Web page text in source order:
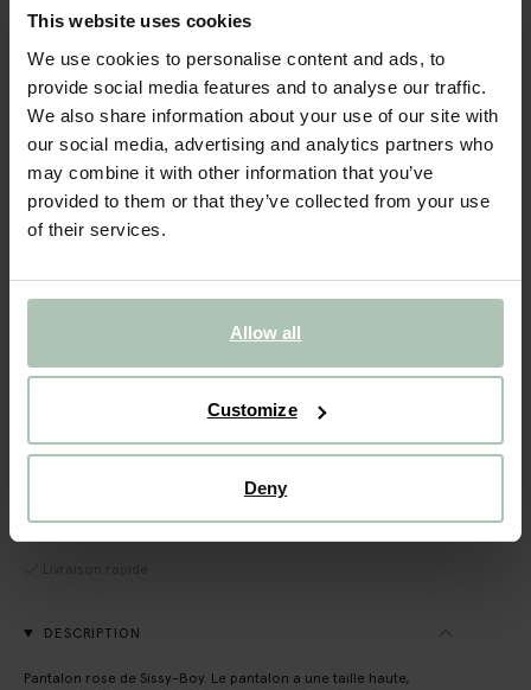
This website uses cookies
We use cookies to personalise content and ads, to
provide social media features and to analyse our traffic.
We also share information about your use of our site with
our social media, advertising and analytics partners who
may combine it with other information that you’ve
provided to them or that they’ve collected from your use
of their services.
Allow all
Customize
Deny
Couleurs
98-104 110-116 122-128 134-140 146-152
VOIR LE STOCK EN MAGASIN
DESCRIPTION
Pantalon rose de Sissy-Boy. Le pantalon a une taille haute,